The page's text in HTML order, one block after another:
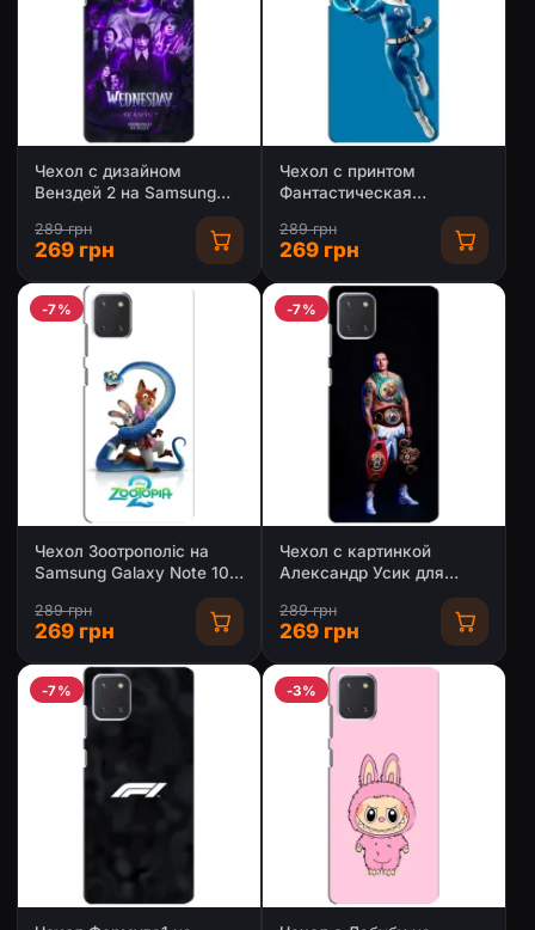
Чехол с дизайном
Венздей 2 на Samsung
289 грн
269 грн
Чехол с принтом
Фантастическая
четверка для Samsung
Galaxy Note 10 Lite
289 грн
269 грн
-7%
Чехол Зоотрополіс на
Samsung Galaxy Note 10
289 грн
269 грн
-7%
Чехол с картинкой
Александр Усик для
Samsung Galaxy Note 10
Lite
289 грн
269 грн
-7% -3%